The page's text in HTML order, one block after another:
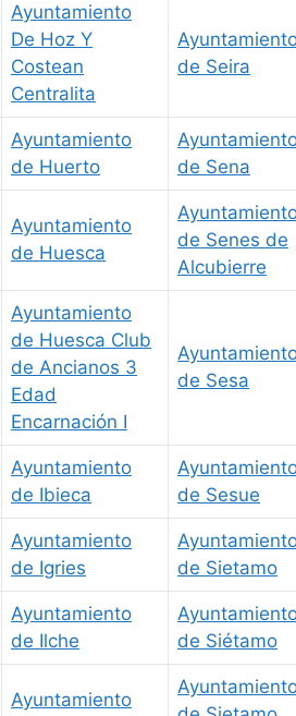
Ayuntamiento
De Hoz Y
Costean
Centralita
de Seira
Ayuntamiento
de Huerto
de Sena
Ayuntamiento
de Huesca
de Senes de
Alcubierre
Ayuntamiento
de Huesca Club
de Ancianos 3
Edad
Encarnación I
de Sesa
Ayuntamiento
de Ibieca
de Sesue
Ayuntamiento
de Igries
de Sietamo
Ayuntamiento
de Ilche
de Siétamo
Ayuntamiento